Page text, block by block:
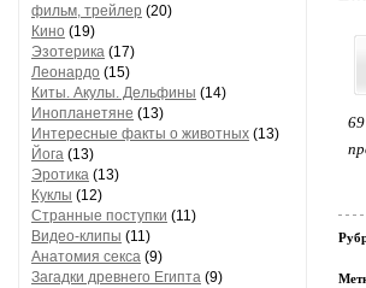
фильм, трейлер (20)
Кино (19)
Эзотерика (17)
Леонардо (15)
Киты. Акулы. Дельфины (14)
Инопланетяне (13)
Интересные факты о животных (13)
Йога (13)
Эротика (13)
Куклы (12)
Странные поступки (11)
Видео-клипы (11)
Анатомия секса (9)
Загадки древнего Египта (9)
69